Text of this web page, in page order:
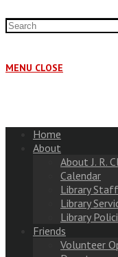
MENU CLOSE
Home
About
About J. R.
Calendar
Library Staff
Library
Library
Friends
Volunteer